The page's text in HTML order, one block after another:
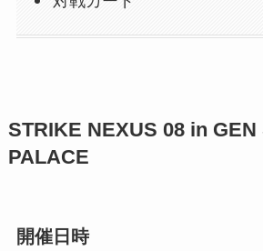
STRIKE NEXUS 08 in GEN
PALACE
開催日時